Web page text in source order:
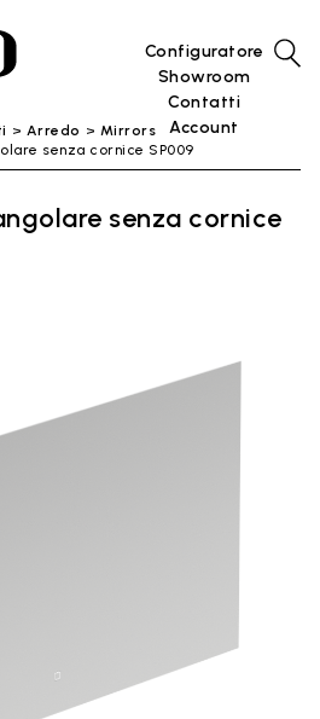
Configuratore
Showroom
Contatti
Account
Arredo
Mirrors
senza cornice SP009
senza cornice